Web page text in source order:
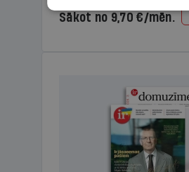
Sākot no 9,70 €/mēn.